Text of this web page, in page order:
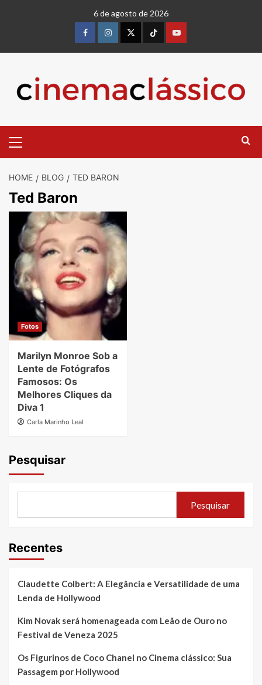
6 de agosto de 2026
FacebookinstagramtwitterTiktokyoutube
Menu
HOME BLOG TED BARON
Ted Baron
Fotos
Marilyn Monroe Sob a
Lente de Fotógrafos
Famosos: Os
Melhores Cliques da
Diva 1
Carla Marinho Leal
Pesquisar
Pesquisar
Recentes
Claudette Colbert: A Elegância e Versatilidade de uma
Lenda de Hollywood
Kim Novak será homenageada com Leão de Ouro no
Festival de Veneza 2025
Os Figurinos de Coco Chanel no Cinema clássico: Sua
Passagem por Hollywood